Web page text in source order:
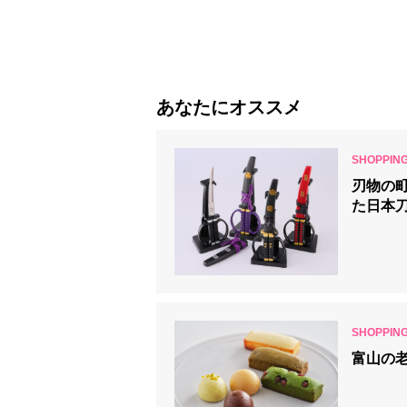
あなたにオススメ
刃物の
た日本
富山の